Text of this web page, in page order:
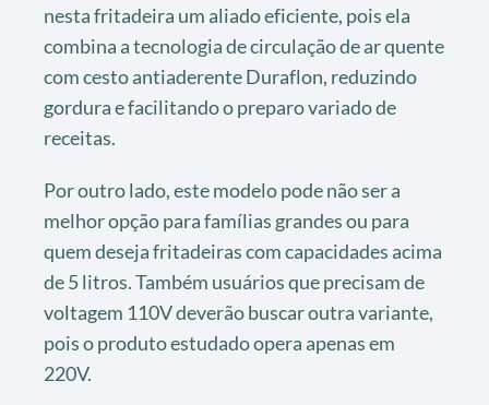
nesta fritadeira um aliado eficiente, pois ela
combina a tecnologia de circulação de ar quente
com cesto antiaderente Duraflon, reduzindo
gordura e facilitando o preparo variado de
receitas.
Por outro lado, este modelo pode não ser a
melhor opção para famílias grandes ou para
quem deseja fritadeiras com capacidades acima
de 5 litros. Também usuários que precisam de
voltagem 110V deverão buscar outra variante,
pois o produto estudado opera apenas em
220V.